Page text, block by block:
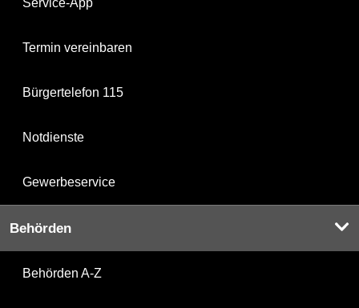
Service-App
Termin vereinbaren
Bürgertelefon 115
Notdienste
Gewerbeservice
Behörden
Behörden A-Z